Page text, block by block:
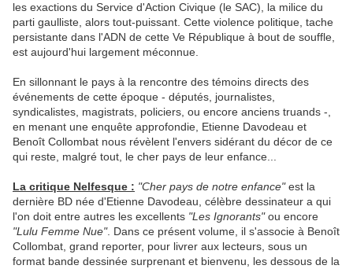
les exactions du Service d'Action Civique (le SAC), la milice du
parti gaulliste, alors tout-puissant. Cette violence politique, tache
persistante dans l'ADN de cette Ve République à bout de souffle,
est aujourd'hui largement méconnue.
En sillonnant le pays à la rencontre des témoins directs des
événements de cette époque - députés, journalistes,
syndicalistes, magistrats, policiers, ou encore anciens truands -,
en menant une enquête approfondie, Etienne Davodeau et
Benoît Collombat nous révèlent l'envers sidérant du décor de ce
qui reste, malgré tout, le cher pays de leur enfance...
La critique Nelfesque : "Cher pays de notre enfance"est la
dernière BD née d'Etienne Davodeau, célèbre dessinateur a qui
l'on doit entre autres les excellents "Les Ignorants"ou encore
"Lulu Femme Nue". Dans ce présent volume, il s'associe à Benoît
Collombat, grand reporter, pour livrer aux lecteurs, sous un
format bande dessinée surprenant et bienvenu, les dessous de la